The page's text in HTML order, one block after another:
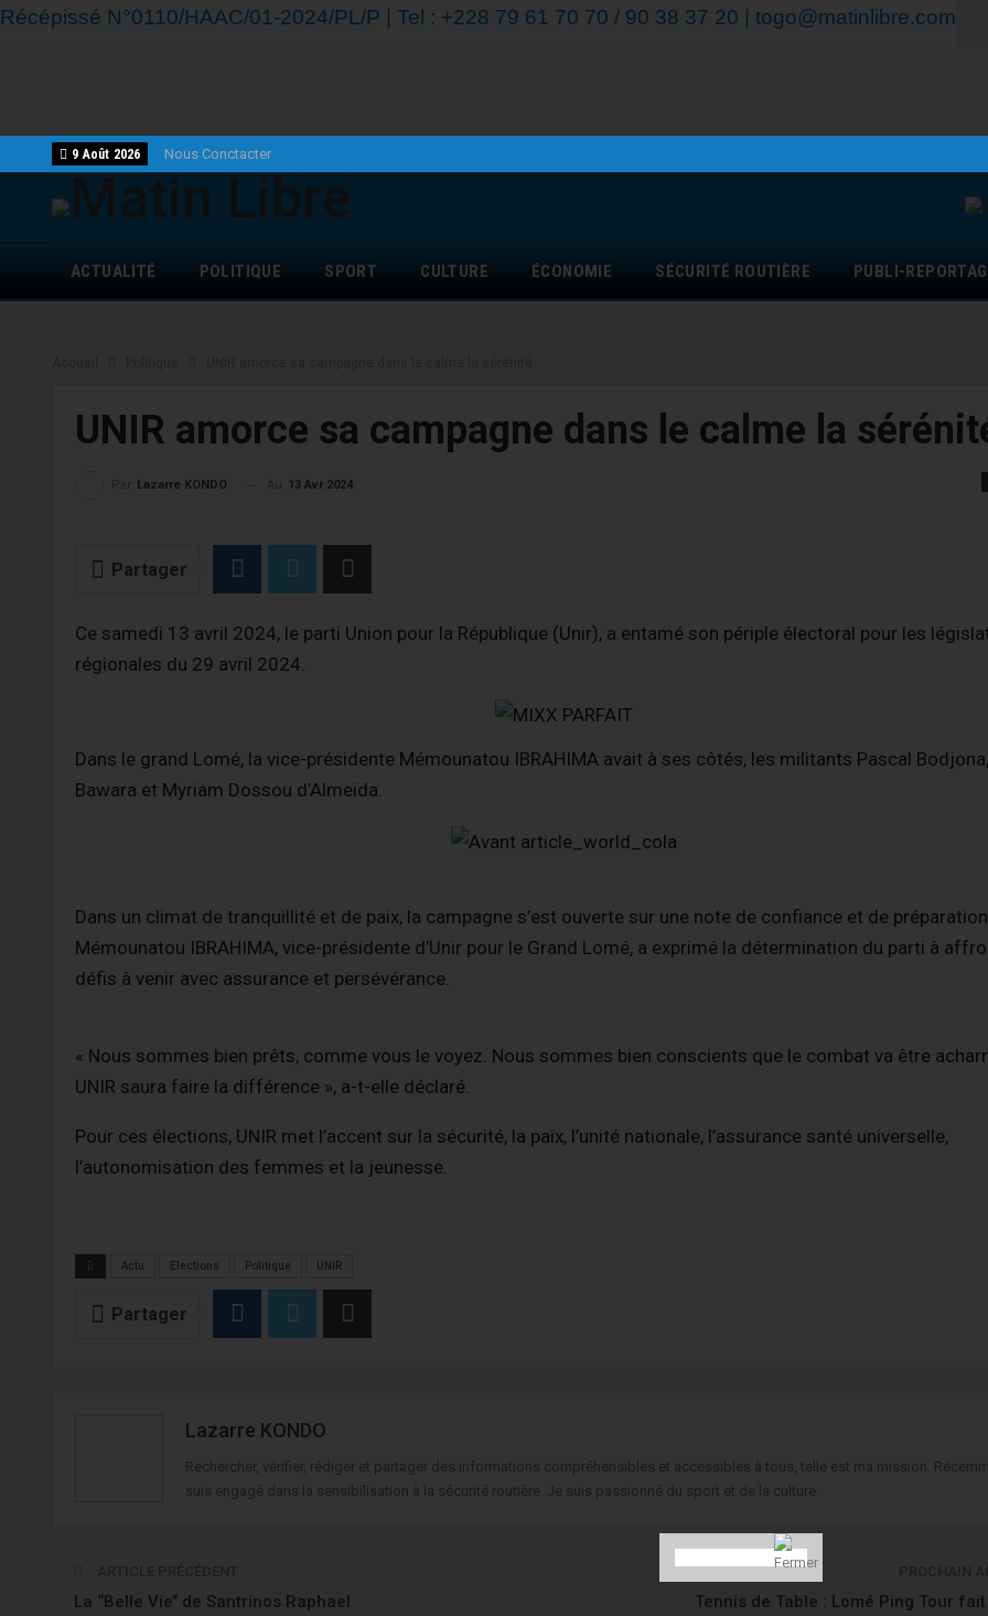
Récépissé N°0110/HAAC/01-2024/PL/P | Tel : +228 79 61 70 70 / 90 38 37 20 | togo@matinlibre.com
9 Août 2026 Nous Conctacter
ACTUALITÉ POLITIQUE SPORT CULTURE ÉCONOMIE SÉCURITÉ ROUTIÈRE PUBLI-
UNIR amorce sa campagne dans le calme la
Lazarre KONDO 13 Avr 2024
Partager
Ce samedi 13 avril 2024, le parti Union pour la République (Unir), a entamé son périple électoral pour les
régionales du 29 avril 2024.
Dans le grand Lomé, la vice-présidente Mémounatou IBRAHIMA avait à ses côtés, les militants Pascal
Bawara et Myriam Dossou d’Almeida.
Dans un climat de tranquillité et de paix, la campagne s’est ouverte sur une note de confiance et de préparation.
Mémounatou IBRAHIMA, vice-présidente d’Unir pour le Grand Lomé, a exprimé la détermination du parti à
défis à venir avec assurance et persévérance.
« Nous sommes bien prêts, comme vous le voyez. Nous sommes bien conscients que le combat va être
UNIR saura faire la différence », a-t-elle déclaré.
Pour ces élections, UNIR met l’accent sur la sécurité, la paix, l’unité nationale, l’assurance santé universelle,
l’autonomisation des femmes et la jeunesse.
Actu Elections Politique UNIR
Partager
Lazarre KONDO
Rechercher, vérifier, rédiger et partager des informations compréhensibles et accessibles à tous, telle est ma mission.
suis engagé dans la sensibilisation à la sécurité routière. Je suis passionné du sport et de la culture.
La ‘’Belle Vie’’ de Santrinos Raphael Tennis de Table : Lomé Ping Tour